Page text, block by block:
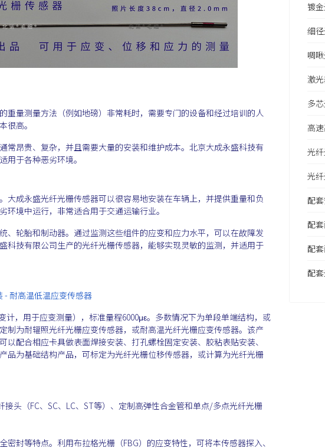
量测量方法（例如地磅）非常耗时，需要专门的设备和经过培训的人
很高。
常昂贵、复杂，并且需要大量的安装和维护成本。北京大成永盛科技有
用于各种恶劣环境。
成永盛光纤光栅传感器可以很容易地安装在车辆上，并提供重量和负
境中运行，非常适合用于交通运输行业。
、轮胎和制动器。通过监测这些组件的应变和应力水平，可以在故障发
科技有限公司生产的光纤光栅传感器，能够实现灵敏的监测，并适用于
- 耐高温低温应变传感器
，用于应变测量），标准量程6000με。多数情况下为单段单端结构，或
制为耐辐照光纤光栅应变传感器，或耐高温光纤光栅应变传感器。该产
配合相应卡具做表面焊接安装、打孔螺栓固定安装、胶粘表贴安装、
品为基础结构产品，可标定为光纤光栅位移传感器，或计算为光纤光栅
接头（FC、SC、LC、ST等）、定制高弹性合金管和单点/多点光纤光栅
封等特点。利用布拉格光栅（FBG）的应变特性，可将本传感器探入、
镀
细径
啁
激
多
高
光
光
配
配
配
配